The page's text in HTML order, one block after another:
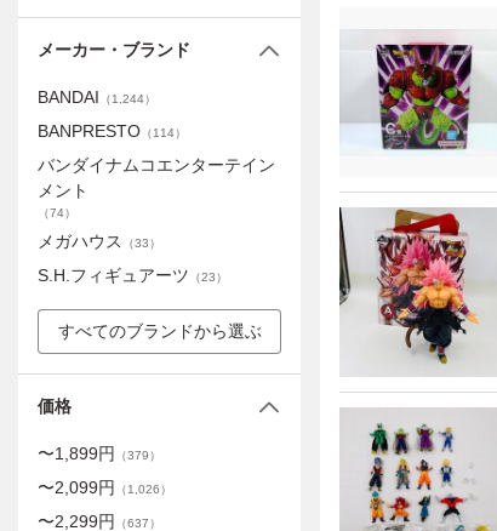
メーカー・ブランド
BANDAI （1,244）
BANPRESTO （114）
バンダイナムコエンターテイン
メント
（74）
メガハウス （33）
S.H.フィギュアーツ （23）
すべてのブランドから選ぶ
価格
〜1,899円 （379）
〜2,099円 （1,026）
〜2,299円 （637）